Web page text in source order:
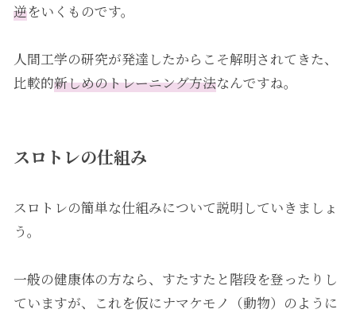
逆をいくものです。
人間工学の研究が発達したからこそ解明されてきた、
比較的新しめのトレーニング方法なんですね。
スロトレの仕組み
スロトレの簡単な仕組みについて説明していきましょ
う。
一般の健康体の方なら、すたすたと階段を登ったりし
ていますが、これを仮にナマケモノ（動物）のように